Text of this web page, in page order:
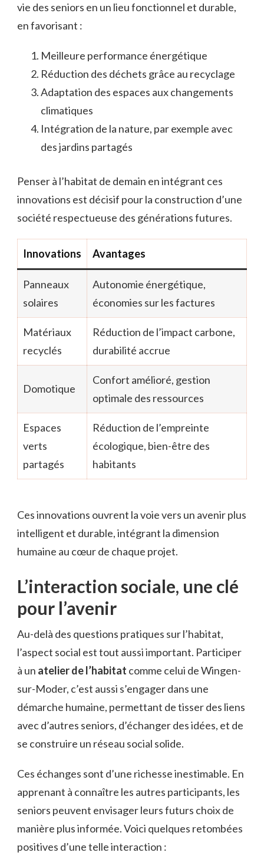
vie des seniors en un lieu fonctionnel et durable,
en favorisant :
Meilleure performance énergétique
Réduction des déchets grâce au recyclage
Adaptation des espaces aux changements
climatiques
Intégration de la nature, par exemple avec
des jardins partagés
Penser à l’habitat de demain en intégrant ces
innovations est décisif pour la construction d’une
société respectueuse des générations futures.
Innovations Avantages
Panneaux
solaires
Autonomie énergétique,
économies sur les factures
Matériaux
recyclés
Réduction de l’impact carbone,
durabilité accrue
Domotique
Confort amélioré, gestion
optimale des ressources
Espaces
verts
partagés
Réduction de l’empreinte
écologique, bien-être des
habitants
Ces innovations ouvrent la voie vers un avenir plus
intelligent et durable, intégrant la dimension
humaine au cœur de chaque projet.
L’interaction sociale, une clé
pour l’avenir
Au-delà des questions pratiques sur l’habitat,
l’aspect social est tout aussi important. Participer
à un atelier de l’habitat comme celui de Wingen-
sur-Moder, c’est aussi s’engager dans une
démarche humaine, permettant de tisser des liens
avec d’autres seniors, d’échanger des idées, et de
se construire un réseau social solide.
Ces échanges sont d’une richesse inestimable. En
apprenant à connaître les autres participants, les
seniors peuvent envisager leurs futurs choix de
manière plus informée. Voici quelques retombées
positives d’une telle interaction :